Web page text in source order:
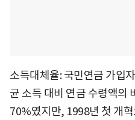
소득대체율: 국민연금 가입
균 소득 대비 연금 수령액의
70%였지만, 1998년 첫 개